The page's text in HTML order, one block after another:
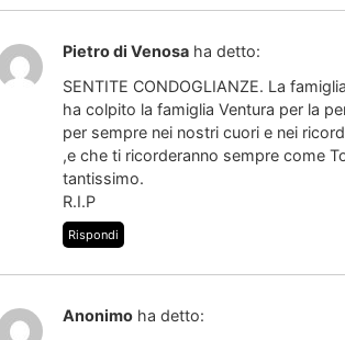
Pietro di Venosa ha detto:
SENTITE CONDOGLIANZE. La
ha colpito la famiglia Ventura per la
per sempre nei nostri cuori e nei
,e che ti ricorderanno sempre come
tantissimo.
R.I.P
Rispondi
Anonimo ha detto: